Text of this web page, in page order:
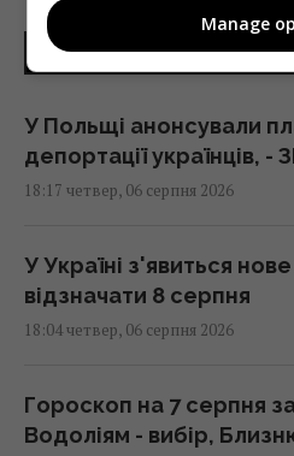
НОВИНИ УКРАЇНИ І СВІТУ
У Польщі анонсували
депортації українців, -
18:17 четвер, 06 серпня 2026
У Україні з'явиться
відзначати 8 серпня
18:04 четвер, 06 серпня 2026
Гороскоп на 7 серпня
Водоліям - вибір,
Manage